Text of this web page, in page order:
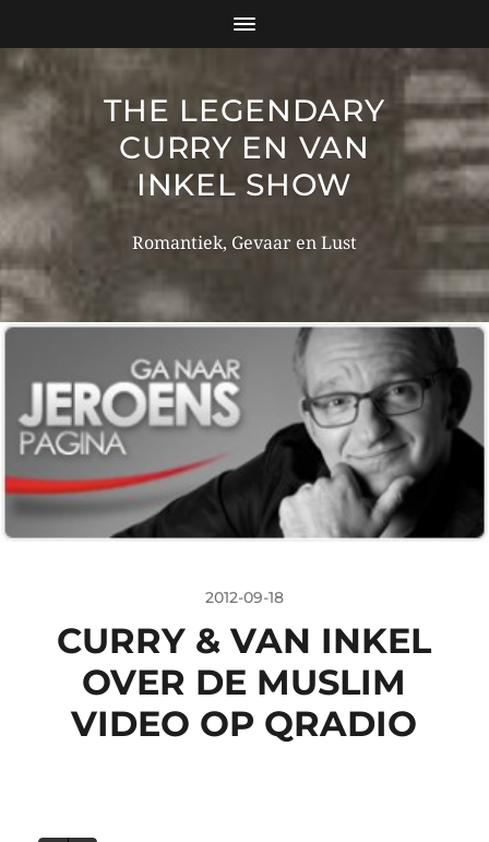
THE LEGENDARY
CURRY EN VAN
INKEL SHOW
Romantiek, Gevaar en Lust
2012-09-18
CURRY & VAN INKEL
OVER DE MUSLIM
VIDEO OP QRADIO